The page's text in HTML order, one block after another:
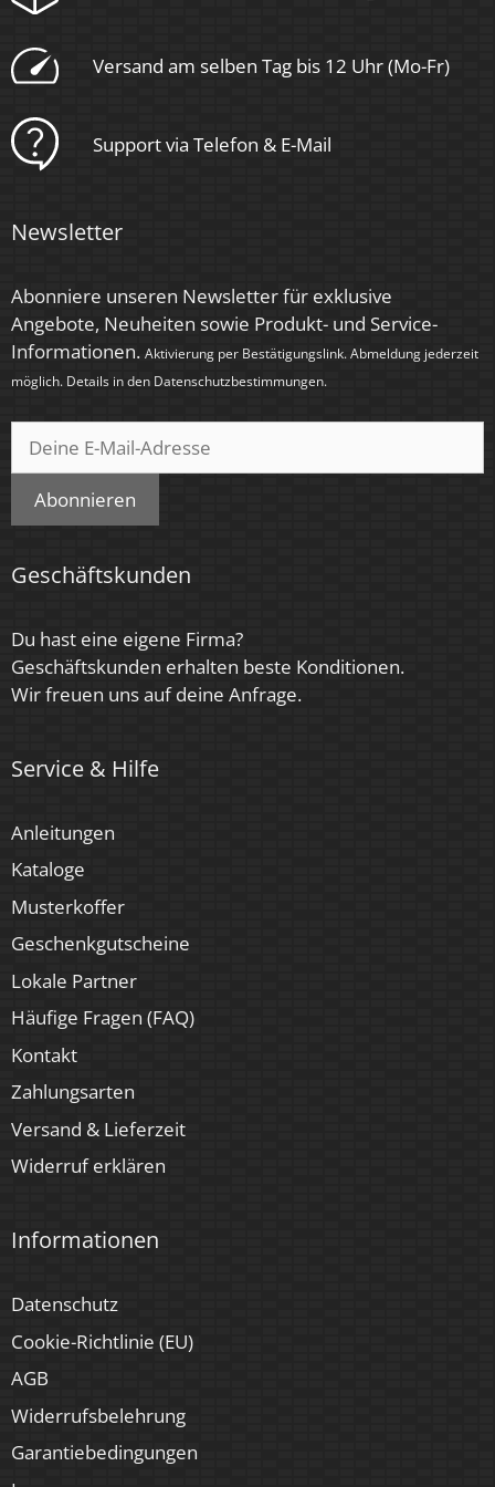
Zündzeit
< 0,5 Sek.
< 6 SDCM
4 Jahre
Marke / Hersteller
Luxvenum
Versand am selben Tag bis 12 Uhr (Mo-Fr)
Support via Telefon & E-Mail
Newsletter
Abonniere unseren Newsletter für exklusive
Angebote, Neuheiten sowie Produkt- und Service-
Informationen. Aktivierung per Bestätigungslink. Abmeldung jederzeit
möglich. Details in den Datenschutzbestimmungen.
Abonnieren
Geschäftskunden
Du hast eine eigene Firma?
Geschäftskunden erhalten beste Konditionen.
Wir freuen uns auf deine Anfrage.
Service & Hilfe
Anleitungen
Kataloge
Musterkoffer
Geschenkgutscheine
Lokale Partner
Häufige Fragen (FAQ)
Kontakt
Zahlungsarten
Versand & Lieferzeit
Widerruf erklären
Informationen
Datenschutz
Cookie-Richtlinie (EU)
AGB
Widerrufsbelehrung
Garantiebedingungen